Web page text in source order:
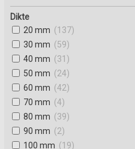
Dikte
20 mm (137)
30 mm (59)
40 mm (31)
50 mm (24)
60 mm (42)
70 mm (4)
80 mm (39)
90 mm (2)
100 mm (19)